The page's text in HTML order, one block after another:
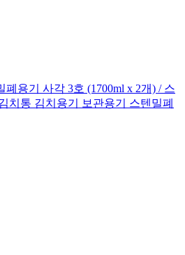
폐용기 사각 3호 (1700ml x 2개) / 스
치통 김치용기 보관용기 스텐밀폐